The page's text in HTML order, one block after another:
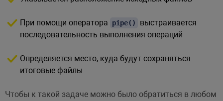
При помощи оператора pipe()
выстраивается
последовательность выполнения операций
Определяется место, куда будут сохраняться
итоговые файлы
Чтобы к такой задаче можно было обратиться в любом